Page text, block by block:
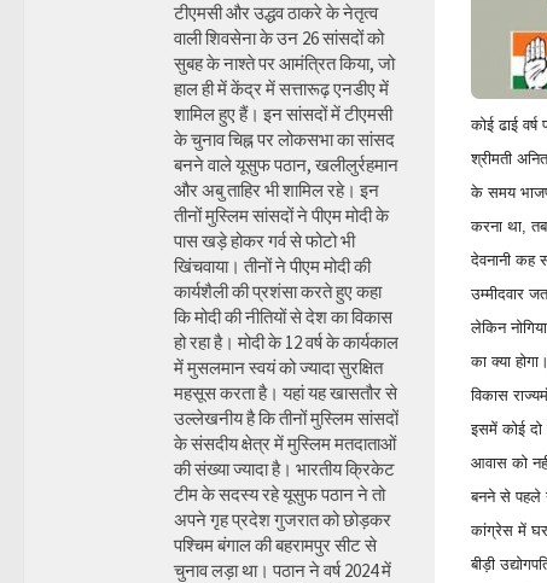
कोई ढाई
श्रीमती
के समय
करना था, तब
देवनानी कह
उम्मीदवार
लेकिन
का क्या
विकास
इसमें कोई
आवास को
बनने से पहले
कांग्रेस में घर
बीड़ी
टीएमसी और उद्धव ठाकरे के नेतृत्व
वाली शिवसेना के उन 26 सांसदों को
सुबह के नाश्ते पर आमंत्रित किया, जो
हाल ही में केंद्र में सत्तारूढ़ एनडीए में
शामिल हुए हैं। इन सांसदों में टीएमसी
के चुनाव चिह्न पर लोकसभा का सांसद
बनने वाले यूसुफ पठान, खलीलुर्रहमान
और अबु ताहिर भी शामिल रहे। इन
तीनों मुस्लिम सांसदों ने पीएम मोदी के
पास खड़े होकर गर्व से फोटो भी
खिंचवाया। तीनों ने पीएम मोदी की
कार्यशैली की प्रशंसा करते हुए कहा
कि मोदी की नीतियों से देश का विकास
हो रहा है। मोदी के 12 वर्ष के कार्यकाल
में मुसलमान स्वयं को ज्यादा सुरक्षित
महसूस करता है। यहां यह खासतौर से
उल्लेखनीय है कि तीनों मुस्लिम सांसदों
के संसदीय क्षेत्र में मुस्लिम मतदाताओं
की संख्या ज्यादा है। भारतीय क्रिकेट
टीम के सदस्य रहे यूसुफ पठान ने तो
अपने गृह प्रदेश गुजरात को छोड़कर
पश्चिम बंगाल की बहरामपुर सीट से
चुनाव लड़ा था। पठान ने वर्ष 2024 में